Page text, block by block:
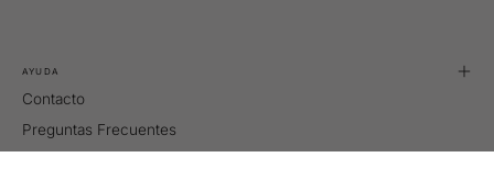
AYUDA
Contacto
Preguntas Frecuentes